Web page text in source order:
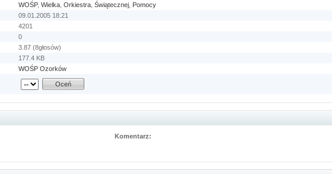
WOŚP,Wielka ,Orkiestra ,Świątecznej Pomocy
09.01.2005 18:21
4201
0
3.87 (8głosów)
177.4 KB
WOŚP Ozorków
Komentarz: